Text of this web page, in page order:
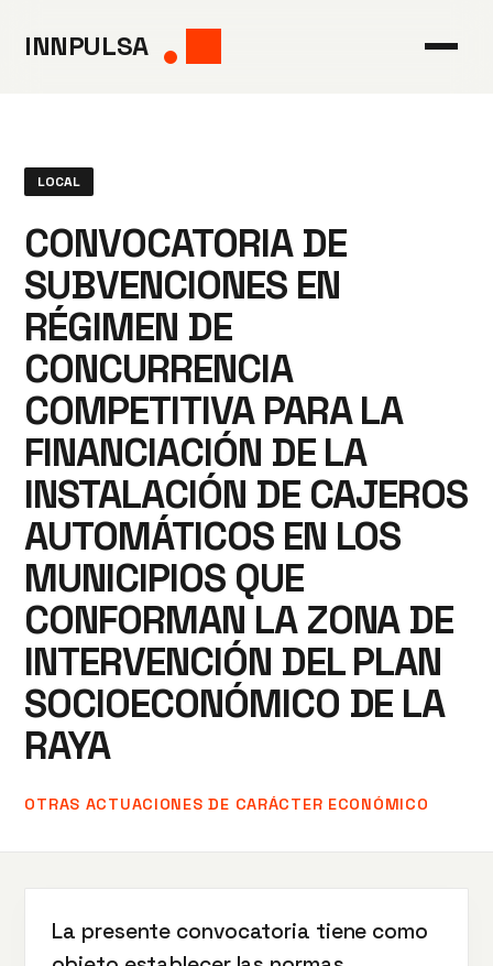
INNPULSA
LOCAL
CONVOCATORIA DE
SUBVENCIONES EN
RÉGIMEN DE
CONCURRENCIA
COMPETITIVA PARA LA
FINANCIACIÓN DE LA
INSTALACIÓN DE CAJEROS
AUTOMÁTICOS EN LOS
MUNICIPIOS QUE
CONFORMAN LA ZONA DE
INTERVENCIÓN DEL PLAN
SOCIOECONÓMICO DE LA
RAYA
OTRAS ACTUACIONES DE CARÁCTER ECONÓMICO
La presente convocatoria tiene como